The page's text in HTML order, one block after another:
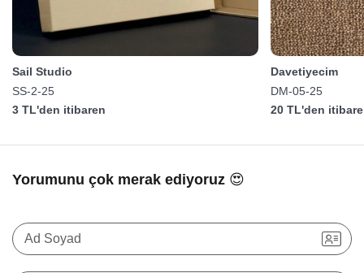
Sail Studio
SS-2-25
3 TL'den itibaren
Davetiyecim
DM-05-25
20 TL'den
Yorumunu çok merak ediyoruz 😍
Ad Soyad